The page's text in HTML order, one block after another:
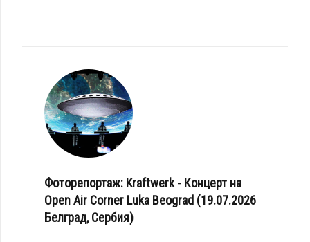
Фоторепортаж: Kraftwerk - Концерт на
Open Air Corner Luka Beograd (19.07.2026
Белград, Сербия)